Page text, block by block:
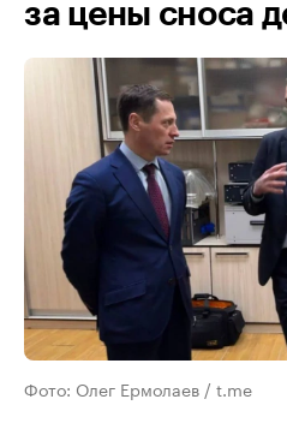
за цены сноса
Фото: Олег Ермолаев / t.me